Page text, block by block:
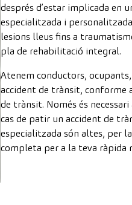
després d’estar implicada en
especialitzada i
lesions lleus fins a
pla de rehabilitació integral.
Atenem conductors,
accident de trànsit, conforme
de trànsit. Només és
cas de patir un accident de
especialitzada són altes, per
completa per a la teva ràpida